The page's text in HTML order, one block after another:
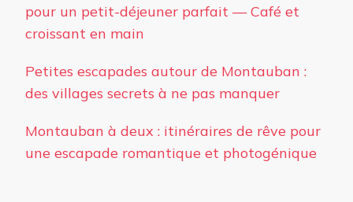
pour un petit-déjeuner parfait — Café et
croissant en main
Petites escapades autour de Montauban :
des villages secrets à ne pas manquer
Montauban à deux : itinéraires de rêve pour
une escapade romantique et photogénique